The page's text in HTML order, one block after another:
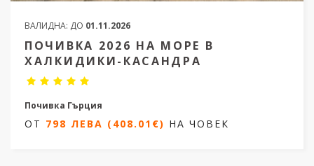
ВАЛИДНА: ДО 01.11.2026
ПОЧИВКА 2026 НА МОРЕ В
ХАЛКИДИКИ-КАСАНДРА
Почивка Гърция
7 нощувки/ 8 дни
ОТ 798 ЛЕВА (408.01€) НА ЧОВЕК